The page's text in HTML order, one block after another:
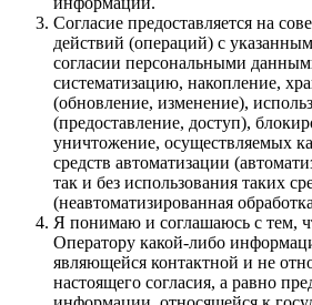
Согласие предоставляется на
действий (операций) с
согласии персональными
систематизацию, накопление,
(обновление, изменение),
(предоставление, доступ),
уничтожение, осуществляемых
средств автоматизации
так и без использования таких
(неавтоматизированная
Я понимаю и соглашаюсь с тем,
Оператору какой-либо
являющейся контактной и не
настоящего согласия, а равно